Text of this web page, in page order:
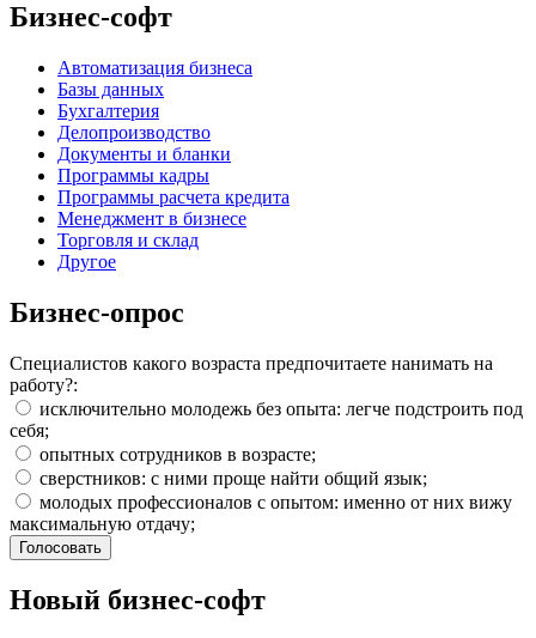
Бизнес-софт
Автоматизация бизнеса
Базы данных
Бухгалтерия
Делопроизводство
Документы и бланки
Программы кадры
Программы расчета кредита
Менеджмент в бизнесе
Торговля и склад
Другое
Бизнес-опрос
Специалистов какого возраста предпочитаете нанимать на
работу?:
исключительно молодежь без опыта: легче подстроить под
себя;
опытных сотрудников в возрасте;
сверстников: с ними проще найти общий язык;
молодых профессионалов с опытом: именно от них вижу
максимальную отдачу;
Новый бизнес-софт